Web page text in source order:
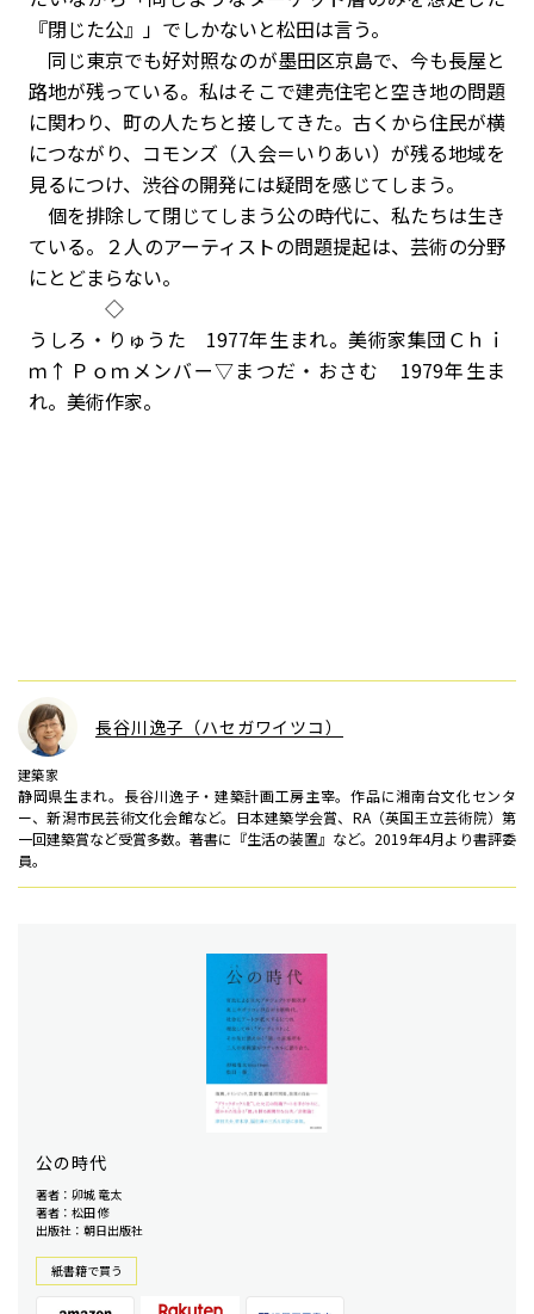
『閉じた公』」でしかないと松田は言う。
同じ東京でも好対照なのが墨田区京島で、今も長屋と
路地が残っている。私はそこで建売住宅と空き地の問題
に関わり、町の人たちと接してきた。古くから住民が横
につながり、コモンズ（入会＝いりあい）が残る地域を
見るにつけ、渋谷の開発には疑問を感じてしまう。
個を排除して閉じてしまう公の時代に、私たちは生き
ている。２人のアーティストの問題提起は、芸術の分野
にとどまらない。
◇
うしろ・りゅうた 1977年生まれ。美術家集団Ｃｈｉ
ｍ↑Ｐｏｍメンバー▽まつだ・おさむ 1979年生ま
れ。美術作家。
長谷川逸子（ハセガワイツコ）
建築家
静岡県生まれ。長谷川逸子・建築計画工房主宰。作品に湘南台文化センタ
ー、新潟市民芸術文化会館など。日本建築学会賞、RA（英国王立芸術院）第
一回建築賞など受賞多数。著書に『生活の装置』など。2019年4月より書評委
員。
公の時代
著者：卯城 竜太
著者：松田 修
出版社：朝日出版社
紙書籍で買う